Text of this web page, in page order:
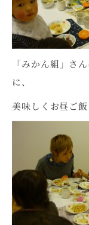
「みかん組」さ
に、
美味しくお昼ご